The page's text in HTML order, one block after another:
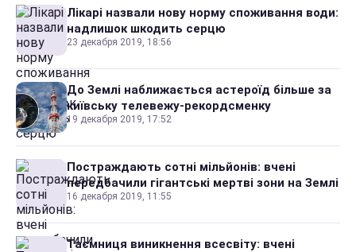
Лікарі назвали нову норму споживання води:
надлишок шкодить серцю
23 декабря 2019, 18:56
До Землі наближається астероїд більше за
київську телевежу-рекордсменку
19 декабря 2019, 17:52
Постраждають сотні мільйонів: вчені
передбачили гігантські мертві зони на Землі
16 декабря 2019, 11:55
Таємниця виникнення всесвіту: вчені